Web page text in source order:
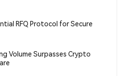
RFQ Protocol for Secure
Volume Surpasses Crypto